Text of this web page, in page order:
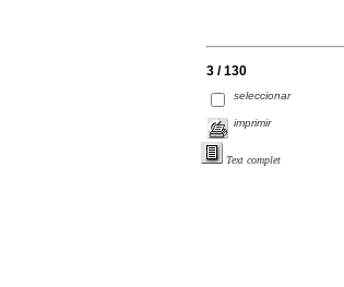
3 / 130
seleccionar
imprimir
Text complet